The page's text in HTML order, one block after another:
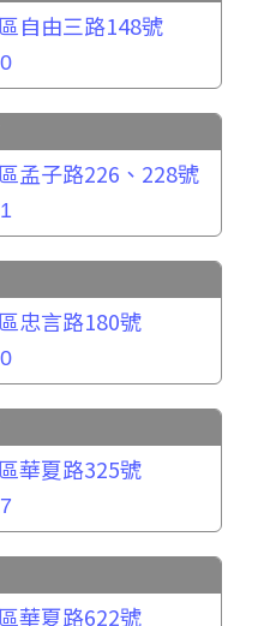
自由三路148號
孟子路226、228號
忠言路180號
華夏路325號
華夏路622號